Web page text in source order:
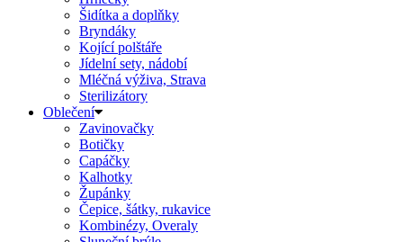
Šidítka a doplňky
Bryndáky
Kojící polštáře
Jídelní sety, nádobí
Mléčná výživa, Strava
Sterilizátory
Oblečení
Zavinovačky
Botičky
Capáčky
Kalhotky
Župánky
Čepice, šátky, rukavice
Kombinézy, Overaly